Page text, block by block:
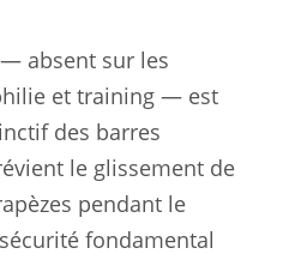
— absent sur les
et training — est
des barres
le glissement de
pendant le
fondamental